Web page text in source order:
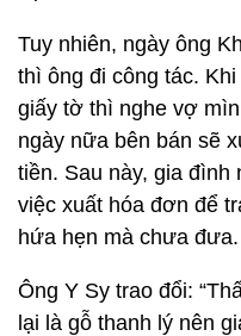
Tuy nhiên, ngày ông
thì ông đi công tác.
giấy tờ thì nghe vợ
ngày nữa bên bán sẽ
tiền. Sau này, gia đình
việc xuất hóa đơn để
hứa hẹn mà chưa đưa.
Ông Y Sy trao đổi:
lại là gỗ thanh lý nên